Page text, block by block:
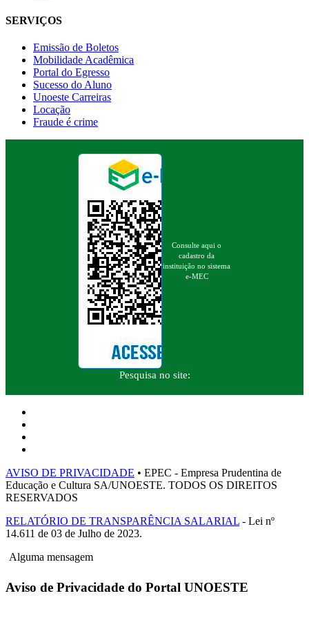
SERVIÇOS
Emissão de Boletos
Mobilidade Acadêmica
Portal do Egresso
Sucesso do Aluno
Unoeste Carreiras
Locação
Fraude é crime
Consulte aqui o
cadastro da
instituição no sistema
e-MEC
Pesquisa no site:
AVISO DE PRIVACIDADE • EPEC - Empresa Prudentina de
Educação e Cultura SA/UNOESTE. TODOS OS DIREITOS
RESERVADOS
RELATÓRIO DE TRANSPARÊNCIA SALARIAL - Lei nº
14.611 de 03 de Julho de 2023.
Alguma mensagem
Aviso de Privacidade do Portal UNOESTE